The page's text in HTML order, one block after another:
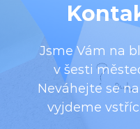
Jsme Vám na
v šesti
Neváhejte se
vyjdeme vstříc